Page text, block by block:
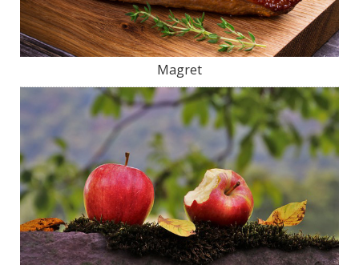
Magret